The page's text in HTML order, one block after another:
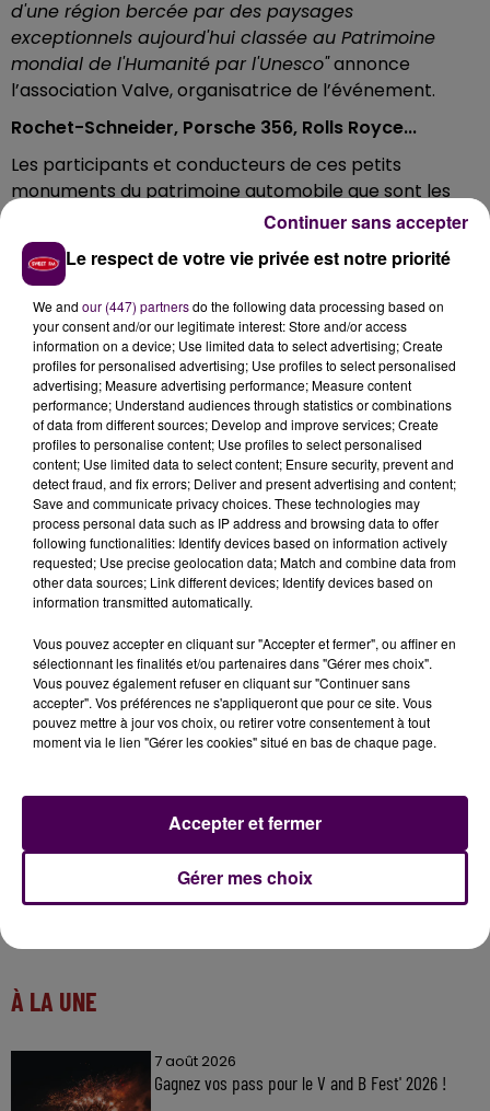
d'une région bercée par des paysages
exceptionnels aujourd'hui classée au Patrimoine
mondial de l'Humanité par l'Unesco"annonce
l’association Valve, organisatrice de l’événement.
Rochet-Schneider, Porsche 356, Rolls Royce...
Les participants et conducteurs de ces petits
monuments du patrimoine automobile que sont les
Rochet-Schneider 1913, Peugeot 201, Porsche 356,
Mercedes Pagode, Ford Mustang, Coccinelle,
Maserati et Rolls Royce Silver Shadow –pour ne citer
que les premiers inscrits-, se retrouveront
"sans esprit
de compétition et dans un esprit de balade, pour
découvrir une richesse culturelle incroyable"
promet-on, entre le musée aéronautique de Cerny,
les châteaux de Meung-sur-Loire, Blois, Chambord et
Chaumont-sur-Loire entre autres étapes.
1 650 euros pour s'inscrire et rejoindre l'aventure
Des"étapes gourmandes"seront aussi de l'aventure
avec une découverte des produits locaux, des repas
champêtres ainsi qu'un"sympathique pique-nique
italien dans le parc du Château royal de Chambord"
précise l’association Valve qui milite pour la liberté de
circuler en véhicule d’époque. Pour prendre part à
l’événement, il faut débourser 1 650 euros par
équipage de deux personnes -tarif incluant
notamment assurance, repas et nuit-. Détails sur
www.valveautoretro.com!
À LA UNE
7 août 2026
Gagnez vos pass pour le V and B Fest' 2026 !
Le respect de votre vie privée est notre priorité
We and our (447) partnersdo the following data processing based on
your consent and/or our legitimate interest: Store and/or access
information on a device; Use limited data to select advertising; Create
profiles for personalised advertising; Use profiles to select personalised
advertising; Measure advertising performance; Measure content
performance; Understand audiences through statistics or combinations
of data from different sources; Develop and improve services; Create
profiles to personalise content; Use profiles to select personalised
content; Use limited data to select content; Ensure security, prevent and
detect fraud, and fix errors; Deliver and present advertising and content;
Save and communicate privacy choices. These technologies may
process personal data such as IP address and browsing data to offer
following functionalities: Identify devices based on information actively
requested; Use precise geolocation data; Match and combine data from
other data sources; Link different devices; Identify devices based on
information transmitted automatically.
Vous pouvez accepter en cliquant sur "Accepter et fermer", ou affiner en
sélectionnant les finalités et/ou partenaires dans "Gérer mes choix".
Vous pouvez également refuser en cliquant sur "Continuer sans
accepter". Vos préférences ne s'appliqueront que pour ce site. Vous
pouvez mettre à jour vos choix, ou retirer votre consentement à tout
moment via le lien "Gérer les cookies" situé en bas de chaque page.
Gérer mes choix
Accepter et fermer
Continuer sans accepter